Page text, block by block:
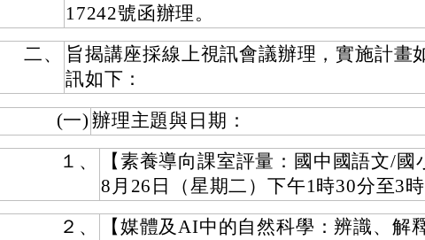
17242號函辦理。
二、
旨揭講座採線上視訊會議辦理，實施計畫
訊如下：
(一) 辦理主題與日期：
１、
【素養導向課室評量：國中國語文/國
8月26日（星期二）下午1時30分至3時
２、
【媒體及AI中的自然科學：辨識、解